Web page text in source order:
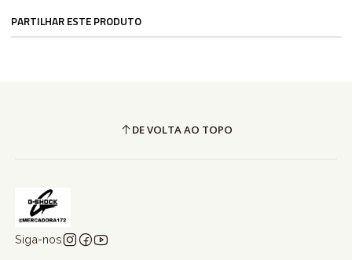
PARTILHAR ESTE PRODUTO
DE VOLTA AO TOPO
Siga-nos